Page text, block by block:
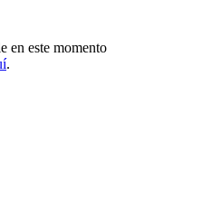
en este momento
.